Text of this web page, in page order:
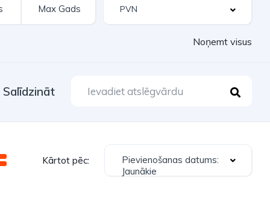
Noņemt visus
Salīdzināt
Kārtot pēc:
Pievienošanas datums:
Jaunākie